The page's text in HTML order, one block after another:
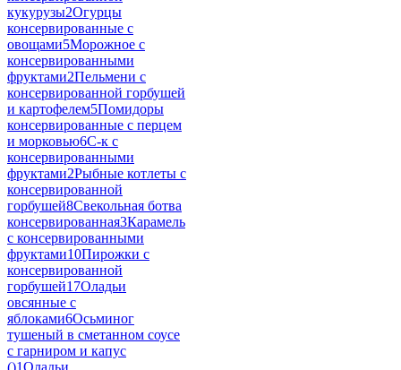
кукурузы2Огурцы
консервированные с
овощами5Морожное с
консервированными
фруктами2Пельмени с
консервированной горбушей
и картофелем5Помидоры
консервированные с перцем
и морковью6С-к с
консервированными
фруктами2Рыбные котлеты с
консервированной
горбушей8Свекольная ботва
консервированная3Карамель
с консервированными
фруктами10Пирожки с
консервированной
горбушей17Оладьи
овсянные с
яблоками6Осьминог
тушеный в сметанном соусе
с гарниром и капус